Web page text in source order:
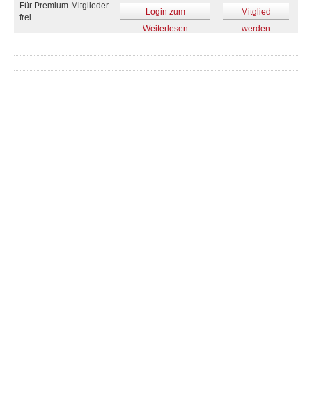
Für Premium-Mitglieder
frei
Login zum
Weiterlesen
Mitglied
werden